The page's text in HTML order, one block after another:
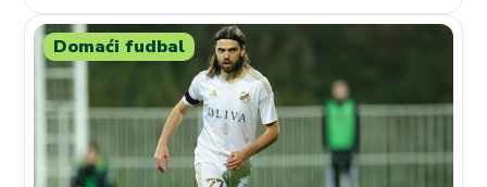
Domaći fudbal